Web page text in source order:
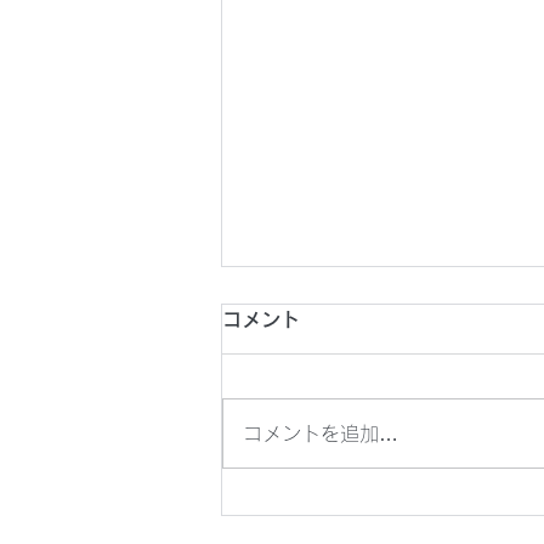
2026年8月1日(土) 第26回
東京都フットサルチャレンジ
U18
都フットサルチャレンジU18 @
駒沢屋内球技場 8分ハーフ
コメント
コメントを追加…